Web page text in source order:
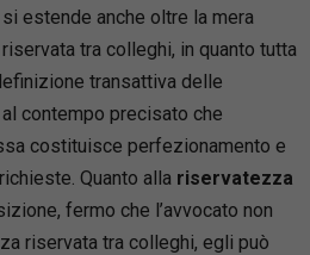
si estende anche oltre la mera
tra colleghi, in quanto tutta
transattiva delle
contempo precisato che
costituisce perfezionamento e
Quanto alla riservatezza
fermo che l’avvocato non
riservata tra colleghi, egli può